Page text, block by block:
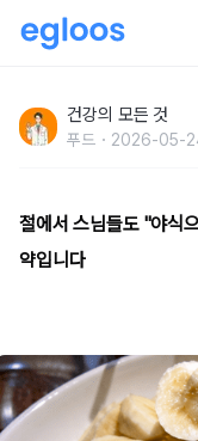
먹어도 보약입니다
건강의 모든 것
푸드 2026-05-
절에서 스님들도 "야식
약입니다